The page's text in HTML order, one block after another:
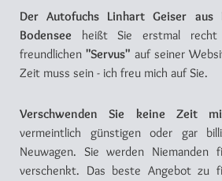
Der Autofuchs Linhart Geiser aus
Bodensee heißt Sie erstmal
freundlichen"Servus" auf seiner
Zeit muss sein - ich freu mich auf Sie.
Verschwenden Sie keine Zeit
vermeintlich günstigen oder gar
Neuwagen. Sie werden Niemanden
verschenkt. Das beste Angebot zu